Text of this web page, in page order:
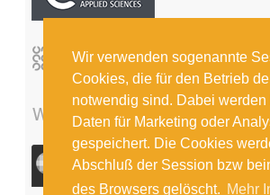
Wir verwenden sogenannte
Cookies, die für den Betrieb
notwendig sind. Dabei werden
Daten für Marketing oder
gespeichert. Die Cookies
Abschluß der Session bzw
des Browsers gelöscht. Mehr